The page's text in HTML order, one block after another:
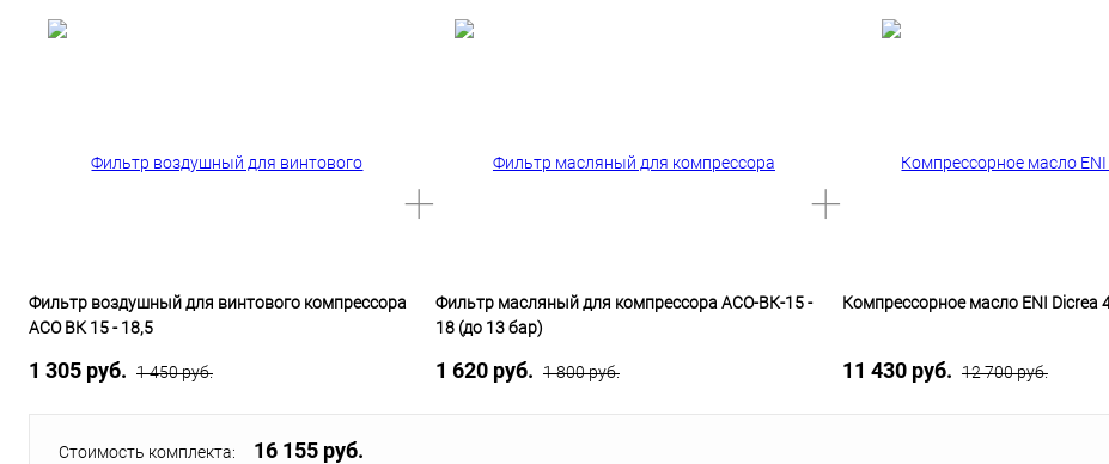
Фильтр воздушный для винтового компрессора
АСО ВК 15 - 18,5
1 305 руб. 1 450 руб.
Фильтр масляный для компрессора АСО-ВК-15 -
18 (до 13 бар)
1 620 руб. 1 800 руб.
Компрессорное масло ENI Dicrea
11 430 руб. 12 700 руб.
Стоимость комплекта: 16 155 руб.